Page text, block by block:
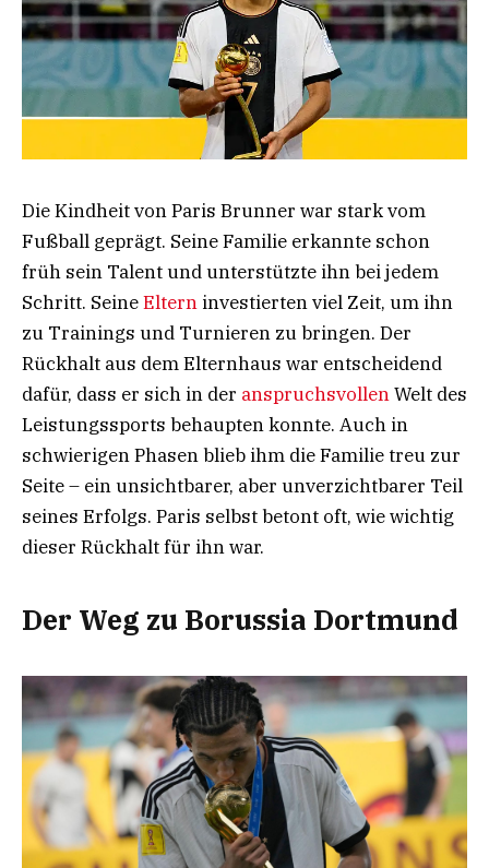
Die Kindheit von Paris Brunner war stark vom
Fußball geprägt. Seine Familie erkannte schon
früh sein Talent und unterstützte ihn bei jedem
Schritt. SeineEltern investierten viel Zeit, um ihn
zu Trainings und Turnieren zu bringen. Der
Rückhalt aus dem Elternhaus war entscheidend
dafür, dass er sich in der anspruchsvollenWelt des
Leistungssports behaupten konnte. Auch in
schwierigen Phasen blieb ihm die Familie treu zur
Seite – ein unsichtbarer, aber unverzichtbarer Teil
seines Erfolgs. Paris selbst betont oft, wie wichtig
dieser Rückhalt für ihn war.
Der Weg zu Borussia Dortmund